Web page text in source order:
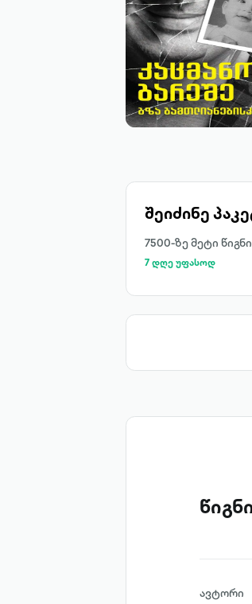
შეიძინე
7500-ზე მეტი
7 დღე უფასოდ
ავტორი